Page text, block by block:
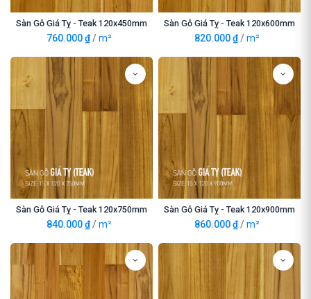
Sàn Gỗ Giá Tỵ - Teak 120x450mm
760.000₫ /m²
Sàn Gỗ Giá Tỵ - Teak 120x600mm
820.000₫ /m²
Sàn Gỗ Giá Tỵ - Teak 120x750mm
840.000₫ /m²
Sàn Gỗ Giá Tỵ - Teak 120x900mm
860.000₫ /m²